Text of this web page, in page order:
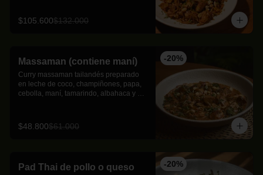
$105.600$132.000
-20%
Massaman (contiene maní)
Curry massaman tailandés preparado
en leche de coco, champiñones, papa,
cebolla, maní, tamarindo, albahaca y
$48.800$61.000
-20%
Pad Thai de pollo o queso